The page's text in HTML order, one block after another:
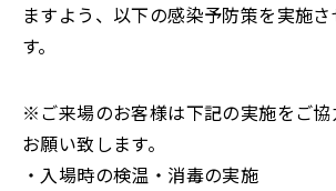
ますよう、以下の感染予防策を実施
す。
※ご来場のお客様は下記の実施をご協
お願い致します。
・入場時の検温・消毒の実施